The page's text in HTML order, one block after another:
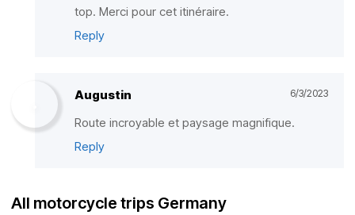
top. Merci pour cet itinéraire.
Reply
Augustin 6/3/2023
Route incroyable et paysage magnifique.
Reply
All motorcycle trips Germany